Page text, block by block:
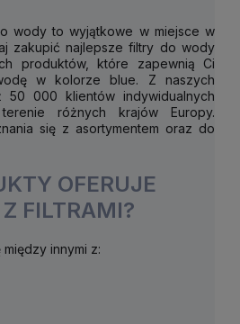
wody to wyjątkowe w miejsce w
zakupić najlepsze filtry do wody
produktów, które zapewnią Ci
w kolorze blue. Z naszych
50 000 klientów indywidualnych
różnych krajów Europy.
się z asortymentem oraz do
OFERUJE
FILTRAMI?
innymi z: